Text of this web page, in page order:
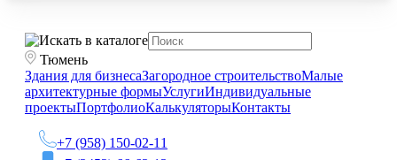
Тюмень
Здания для бизнесаЗагородное строительствоМалые
архитектурные формыУслугиИндивидуальные
проектыПортфолиоКалькуляторыКонтакты
+7 (958) 150-02-11